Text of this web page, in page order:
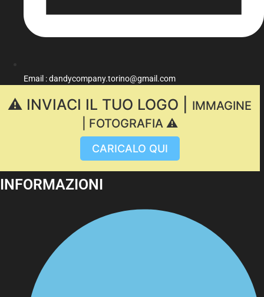
Email : dandycompany.torino@gmail.com
⚠️ INVIACI IL TUO LOGO |
IMMAGINE
| FOTOGRAFIA ⚠️
CARICALO QUI
INFORMAZIONI